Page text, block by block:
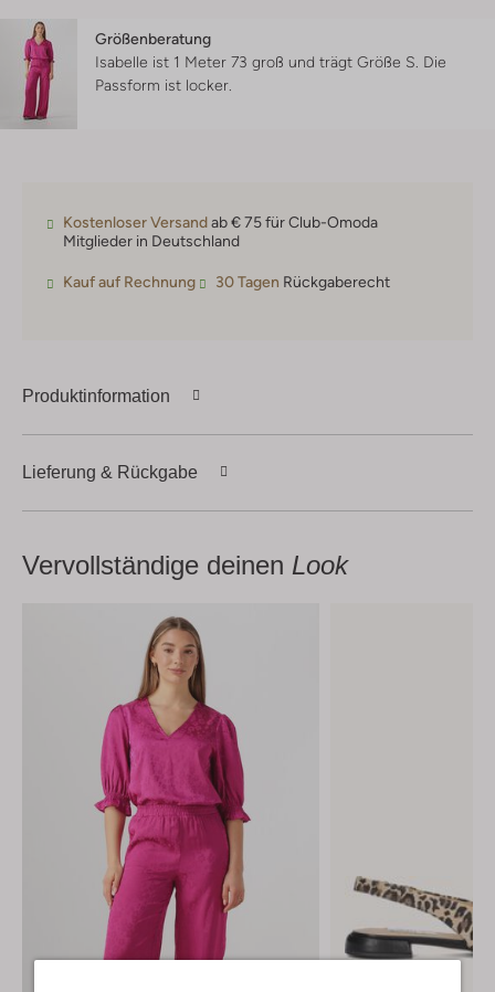
Größenberatung
Isabelle ist 1 Meter 73 groß und trägt Größe S. Die
Passform ist locker
Kostenloser Versandab € 75 für Club-Omoda
Mitglieder in Deutschland
Kauf auf Rechnung 30 Tagen Rückgaberecht
Produktinformation
Lieferung & Rückgabe
Vervollständige deinen Look